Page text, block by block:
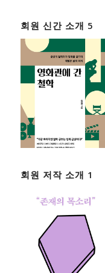
회원 신간 소개 5
회원 저작 소개 1